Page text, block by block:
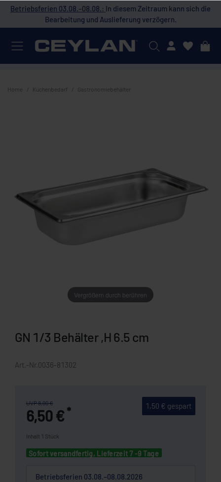
Betriebsferien 03.08.–08.08.: In diesem Zeitraum kann sich die
Bearbeitung und Auslieferung verzögern.
Mein Konto
Home Küchenbedarf Gastronomiebehälter
Vergrößern durch berühren
GN 1/3 Behälter ,H 6.5 cm
Art.-Nr. 0036-81302
1,50 € gespart
UVP 8,00 €
6,50 €*
Inhalt 1 Stück
Sofort versandfertig, Lieferzeit 7 -9 Tage
Betriebsferien 03.08.–08.08.2026